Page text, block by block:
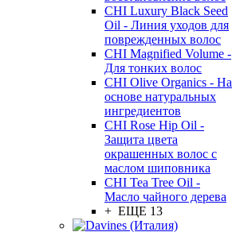
CHI Luxury Black Seed
Oil - Линия уходов для
поврежденных волос
CHI Magnified Volume -
Для тонких волос
CHI Olive Organics - На
основе натуральных
ингредиентов
CHI Rose Hip Oil -
Защита цвета
окрашенных волос с
маслом шиповника
CHI Tea Tree Oil -
Масло чайного дерева
+ ЕЩЕ 13